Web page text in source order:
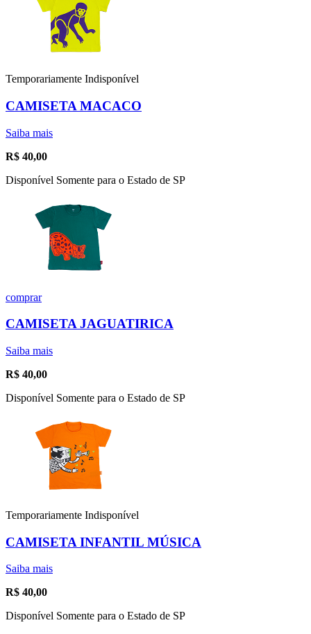
Temporariamente Indisponível
CAMISETA MACACO
Saiba mais
R$ 40,00
Disponível Somente para o Estado de SP
comprar
CAMISETA JAGUATIRICA
Saiba mais
R$ 40,00
Disponível Somente para o Estado de SP
Temporariamente Indisponível
CAMISETA INFANTIL MÚSICA
Saiba mais
R$ 40,00
Disponível Somente para o Estado de SP